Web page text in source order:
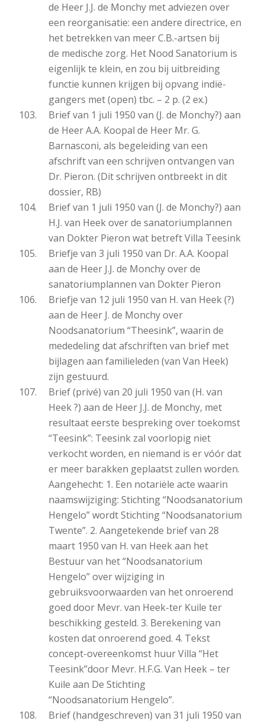
de Heer J.J. de Monchy met adviezen over
een reorganisatie: een andere directrice, en
het betrekken van meer C.B.-artsen bij
de medische zorg. Het Nood Sanatorium is
eigenlijk te klein, en zou bij uitbreiding
functie kunnen krijgen bij opvang indië-
gangers met (open) tbc. – 2 p. (2 ex.)
Brief van 1 juli 1950 van (J. de Monchy?) aan
de Heer A.A. Koopal de Heer Mr. G.
Barnasconi, als begeleiding van een
afschrift van een schrijven ontvangen van
Dr. Pieron. (Dit schrijven ontbreekt in dit
dossier, RB)
Brief van 1 juli 1950 van (J. de Monchy?) aan
H.J. van Heek over de sanatoriumplannen
van Dokter Pieron wat betreft Villa Teesink
Briefje van 3 juli 1950 van Dr. A.A. Koopal
aan de Heer J.J. de Monchy over de
sanatoriumplannen van Dokter Pieron
Briefje van 12 juli 1950 van H. van Heek (?)
aan de Heer J. de Monchy over
Noodsanatorium “Theesink”, waarin de
mededeling dat afschriften van brief met
bijlagen aan familieleden (van Van Heek)
zijn gestuurd.
Brief (privé) van 20 juli 1950 van (H. van
Heek ?) aan de Heer J.J. de Monchy, met
resultaat eerste bespreking over toekomst
“Teesink”: Teesink zal voorlopig niet
verkocht worden, en niemand is er vóór dat
er meer barakken geplaatst zullen worden.
Aangehecht: 1. Een notariële acte waarin
naamswijziging: Stichting “Noodsanatorium
Hengelo” wordt Stichting “Noodsanatorium
Twente”. 2. Aangetekende brief van 28
maart 1950 van H. van Heek aan het
Bestuur van het “Noodsanatorium
Hengelo” over wijziging in
gebruiksvoorwaarden van het onroerend
goed door Mevr. van Heek-ter Kuile ter
beschikking gesteld. 3. Berekening van
kosten dat onroerend goed. 4. Tekst
concept-overeenkomst huur Villa “Het
Teesink”door Mevr. H.F.G. Van Heek – ter
Kuile aan De Stichting
“Noodsanatorium Hengelo”.
Brief (handgeschreven) van 31 juli 1950 van